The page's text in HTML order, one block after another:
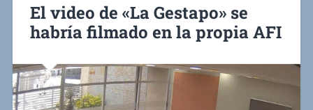
El video de «La Gestapo» se
habría filmado en la propia AFI